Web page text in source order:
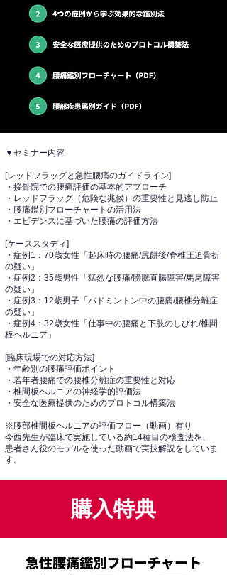
▼セミナー内容
[レッドフラッグと急性腰痛のガイドライン]
・接骨院での腰痛評価の基本的アプローチ
・レッドフラッグ（危険な兆候）の重要性と見逃し防止
・腰痛鑑別フローチャートの活用法
・エビデンスに基づいた腰痛の評価方法
[ケーススタディ]
・症例1：70歳女性「起床時の腰痛/尻餅後/脊椎圧迫骨折
の疑い」
・症例2：35歳男性「猛烈な腰痛/膀胱直腸障害/馬尾障害
の疑い」
・症例3：12歳男子「バドミントン中の腰痛/腰椎分離症
の疑い」
・症例4：32歳女性「仕事中の腰痛と下肢のしびれ/椎間
板ヘルニア」
[臨床現場での対応方法]
・年齢別の腰痛評価ポイント
・若年者腰痛での腰椎分離症の重要性と対応
・椎間板ヘルニアの神経学的評価法
・安全な医療提供のためのプロトコル構築法
※腰部椎間板ヘルニアの評価フロー（動画）有り
今西先生が臨床で実施している約14種目の検査法を、
患者さん役のモデルを使った動画で実技解説をしていま
す。
​購入特典